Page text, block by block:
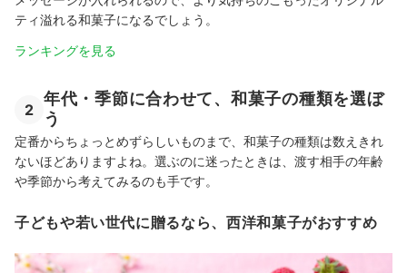
ティ溢れる和菓子になるでしょう。
ランキングを見る
2
年代・季節に合わせて、和菓子の種類を選ぼ
う
定番からちょっとめずらしいものまで、和菓子の種類は数えきれ
ないほどありますよね。選ぶのに迷ったときは、渡す相手の年齢
や季節から考えてみるのも手です。
子どもや若い世代に贈るなら、西洋和菓子がおすすめ